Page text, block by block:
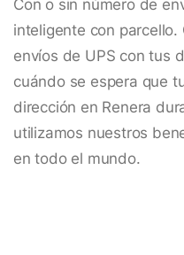
Con o sin número de
inteligente con
envíos de UPS con tus
cuándo se espera que
dirección en Renera
utilizamos nuestros
en todo el mundo.